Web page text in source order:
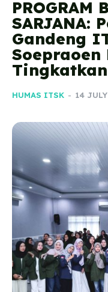
PROGRAM
SARJANA:
Gandeng
Soepraoen
HUMAS ITSK - 14